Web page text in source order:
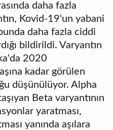
daha fazla
Kovid-19'un yabani
daha fazla ciddi
bildirildi. Varyantın
2020
kadar görülen
düşünülüyor. Alpha
Beta varyantının
yaratması,
yanında aşılara